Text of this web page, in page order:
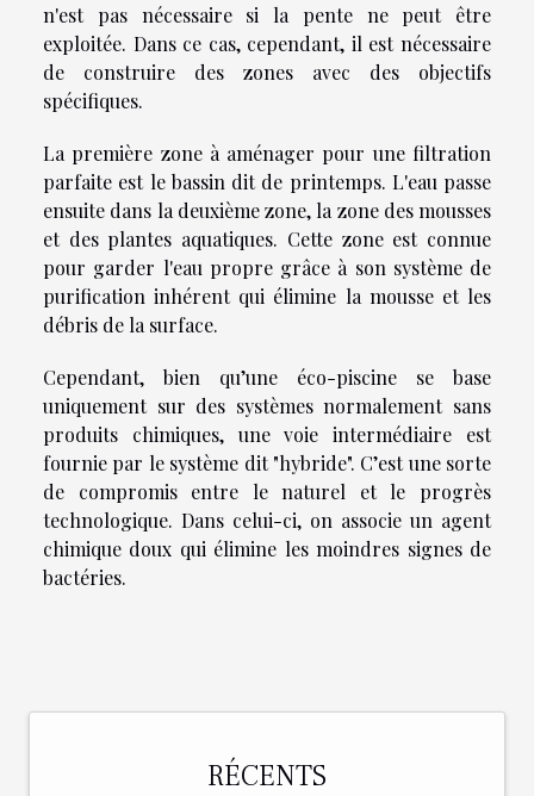
n'est pas nécessaire si la pente ne peut être
exploitée. Dans ce cas, cependant, il est nécessaire
de construire des zones avec des objectifs
spécifiques.
La première zone à aménager pour une filtration
parfaite est le bassin dit de printemps. L'eau passe
ensuite dans la deuxième zone, la zone des mousses
et des plantes aquatiques. Cette zone est connue
pour garder l'eau propre grâce à son système de
purification inhérent qui élimine la mousse et les
débris de la surface.
Cependant, bien qu’une éco-piscine se base
uniquement sur des systèmes normalement sans
produits chimiques, une voie intermédiaire est
fournie par le système dit "hybride". C’est une sorte
de compromis entre le naturel et le progrès
technologique. Dans celui-ci, on associe un agent
chimique doux qui élimine les moindres signes de
bactéries.
RÉCENTS